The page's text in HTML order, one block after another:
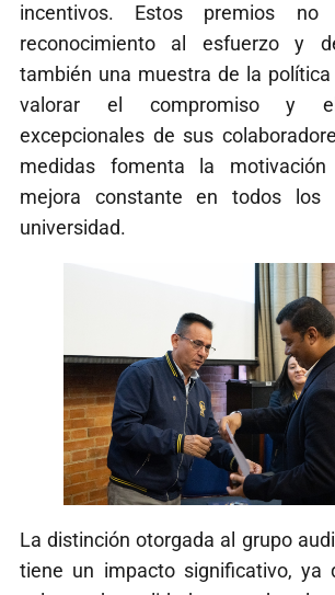
incentivos. Estos premios
reconocimiento al esfuerzo y
también una muestra de la
valorar el compromiso y el
excepcionales de sus
medidas fomenta la
mejora constante en todos los
universidad.
La distinción otorgada al grupo
tiene un impacto significativo, ya